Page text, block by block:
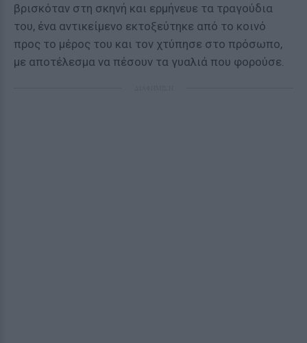
βρισκόταν στη σκηνή και ερμήνευε τα τραγούδια
του, ένα αντικείμενο εκτοξεύτηκε από το κοινό
προς το μέρος του και τον χτύπησε στο πρόσωπο,
με αποτέλεσμα να πέσουν τα γυαλιά που φορούσε.